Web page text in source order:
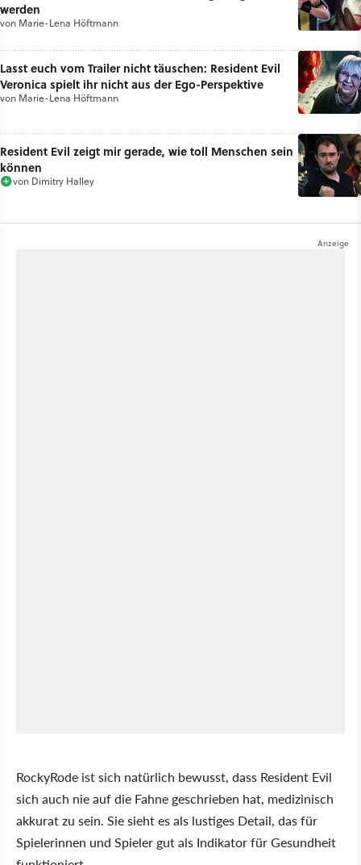
werden
von Marie-Lena Höftmann
Lasst euch vom Trailer nicht täuschen: Resident Evil
Veronica spielt ihr nicht aus der Ego-Perspektive
von Marie-Lena Höftmann
Resident Evil zeigt mir gerade, wie toll Menschen sein
können
von Dimitry Halley
RockyRode ist sich natürlich bewusst, dass Resident Evil
sich auch nie auf die Fahne geschrieben hat, medizinisch
akkurat zu sein. Sie sieht es als lustiges Detail, das für
Spielerinnen und Spieler gut als Indikator für Gesundheit